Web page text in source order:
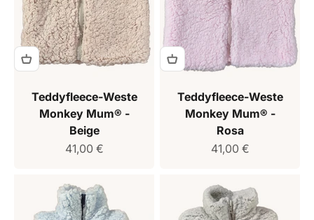
Teddyfleece-Weste
Monkey Mum® -
Beige
Verkaufspreis
41,00 €
Teddyfleece-Weste
Monkey Mum® -
Rosa
Verkaufspreis
41,00 €